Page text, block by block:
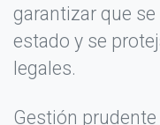
garantizar que
estado y se
legales.
Gestión
Escribir tu
Calificación *